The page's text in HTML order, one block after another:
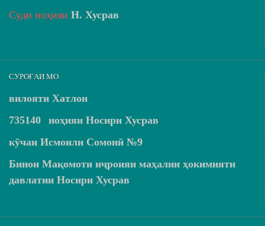
Суди ноҳияи Н. Хусрав
СУРОҒАИ МО
вилояти Хатлон
735140
ноҳияи Носири Хусрав
кӯчаи Исмоили Сомонӣ №9
Бинои Мақомоти иҷроияи маҳалии ҳокимияти
давлатии Носири Хусрав